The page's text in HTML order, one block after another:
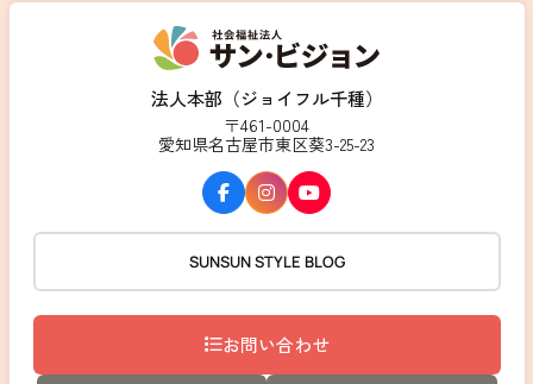
法人本部（ジョイフル千種）
〒461-0004
愛知県名古屋市東区葵3-25-23
SUNSUN STYLE BLOG
お問い合わせ